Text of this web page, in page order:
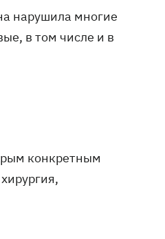
нарушила многие
в том числе и в
конкретным